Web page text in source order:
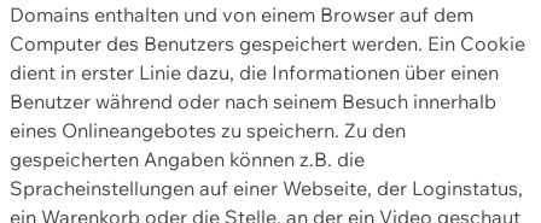
Domains enthalten und von einem Browser auf dem
Computer des Benutzers gespeichert werden. Ein Cookie
dient in erster Linie dazu, die Informationen über einen
Benutzer während oder nach seinem Besuch innerhalb
eines Onlineangebotes zu speichern. Zu den
gespeicherten Angaben können z.B. die
Spracheinstellungen auf einer Webseite, der Loginstatus,
ein Warenkorb oder die Stelle, an der ein Video geschaut